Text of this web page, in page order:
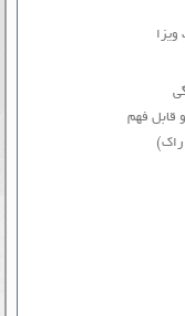
ویزا
و قابل فهم